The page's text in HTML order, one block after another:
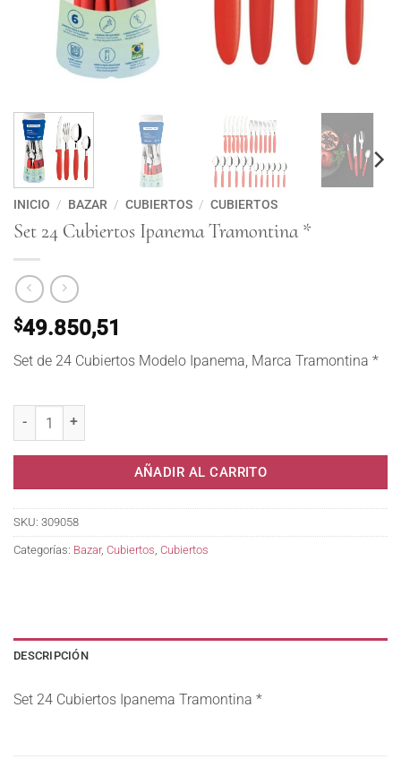
INICIO / BAZAR / CUBIERTOS / CUBIERTOS
Set 24 Cubiertos Ipanema Tramontina *
$49.850,51
Set de 24 Cubiertos Modelo Ipanema, Marca Tramontina *
AÑADIR AL CARRITO
SKU: 309058
Categorías: Bazar, Cubiertos Cubiertos
DESCRIPCIÓN
Set 24 Cubiertos Ipanema Tramontina *